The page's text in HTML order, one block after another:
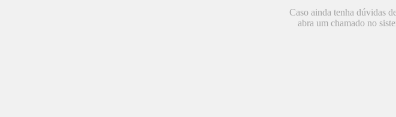
Caso ainda tenha dúvidas
abra um chamado no